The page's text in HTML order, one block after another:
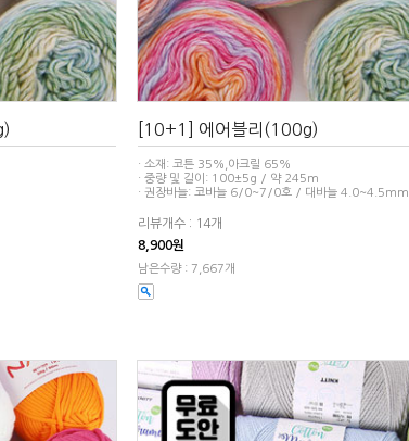
[10+1] 에어블리(100g)
· 소재: 코튼 35%,아크릴 65%
· 중량 및 길이: 100±5g / 약 245m
· 권장바늘: 코바늘 6/0~7/0호 / 대바늘 4.0~4.5mm
리뷰개수 : 14개
8,900원
남은수량 : 7,667개